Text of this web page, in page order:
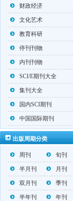
财政经济
文化艺术
教育科研
停刊刊物
内刊刊物
SCI/E期刊大全
集刊大全
国内SCI期刊
中国国际期刊
出版周期分类
周刊 旬刊
半月刊 月刊
双月刊 季刊
半年刊 年刊